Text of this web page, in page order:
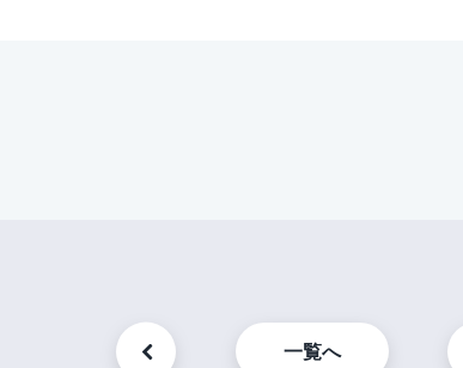
一覧へ